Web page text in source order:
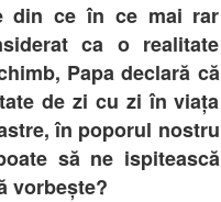
din ce în ce mai rar
ca o realitate
Papa declară că
de zi cu zi în viața
în poporul nostru
să ne ispitească
vorbește?